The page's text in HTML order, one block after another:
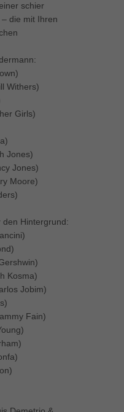
schier
die mit Ihren
Withers)
Girls)
Jones)
Jones)
Moore)
den Hintergrund:
Kosma)
Jobim)
Fain)